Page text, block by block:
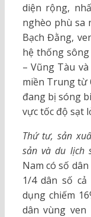
diện rộng,
nghèo phù sa
Bạch Đằng,
hệ thống
– Vũng Tàu
miền Trung từ
đang bị sóng
vực tốc độ sạt
Thứ tư, sản
sản và du lịch
Nam có số
1/4 dân số
dụng chiếm
dân vùng